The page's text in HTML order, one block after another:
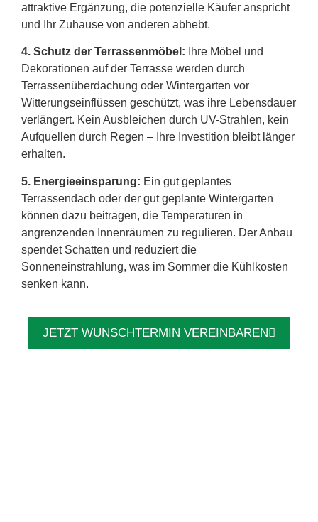
attraktive Ergänzung, die potenzielle Käufer anspricht
und Ihr Zuhause von anderen abhebt.
4. Schutz der Terrassenmöbel: Ihre Möbel und
Dekorationen auf der Terrasse werden durch
Terrassenüberdachung oder Wintergarten vor
Witterungseinflüssen geschützt, was ihre Lebensdauer
verlängert. Kein Ausbleichen durch UV-Strahlen, kein
Aufquellen durch Regen – Ihre Investition bleibt länger
erhalten.
5. Energieeinsparung: Ein gut geplantes
Terrassendach oder der gut geplante Wintergarten
können dazu beitragen, die Temperaturen in
angrenzenden Innenräumen zu regulieren. Der Anbau
spendet Schatten und reduziert die
Sonneneinstrahlung, was im Sommer die Kühlkosten
senken kann.
JETZT WUNSCHTERMIN VEREINBAREN